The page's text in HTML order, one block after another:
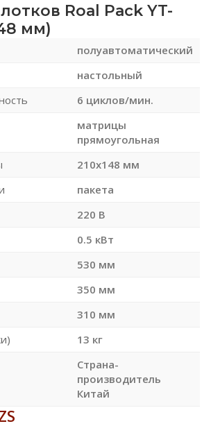
Roal Pack YT-
мм)
полуавтоматический
настольный
6 циклов/мин.
матрицы
прямоугольная
210х148 мм
пакета
220 В
0.5 кВт
530 мм
350 мм
310 мм
13 кг
Страна-
производитель
Китай